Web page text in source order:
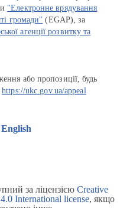
"Електронне врядування
громади" (EGAP), за
агенції розвитку та
або пропозиції, будь
https://ukc.gov.ua/appeal
за ліцензією Creative
International license, якщо